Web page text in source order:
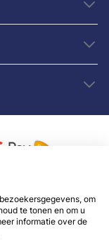
om
te tonen en om u
informatie over de